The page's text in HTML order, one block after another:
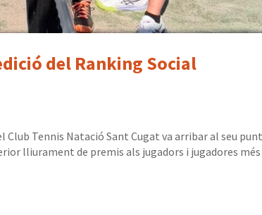
del Ranking Social
Club Tennis Natació Sant Cugat va arribar al seu
lliurament de premis als jugadors i jugadores més